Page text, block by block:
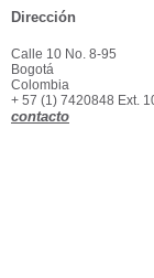
[1]
-Informes[1]
Dirección
Calle 10 No. 8-95
Bogotá
Colombia
+ 57 (1) 7420848 Ext.
contacto